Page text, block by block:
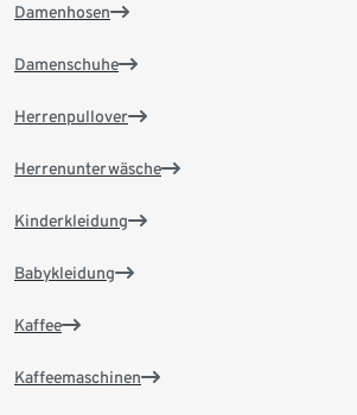
Damenhosen
Damenschuhe
Herrenpullover
Herrenunterwäsche
Kinderkleidung
Babykleidung
Kaffee
Kaffeemaschinen